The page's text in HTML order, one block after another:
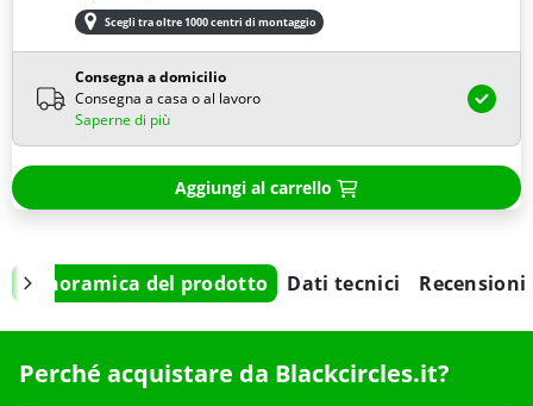
Scegli tra oltre 1000 centri di montaggio
Consegna a domicilio
Consegna a casa o al lavoro
Saperne di più
Aggiungi al carrello
Panoramica del prodotto Dati tecnici Recensioni
Perché acquistare da Blackcircles.it?